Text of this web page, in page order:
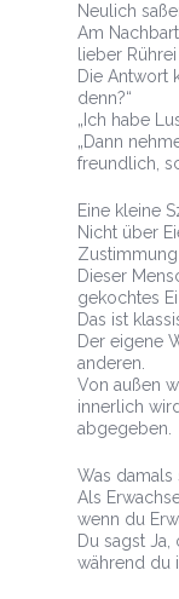
Neulich
Am
lieber
Die Antwort
denn?“
„Ich habe
„Dann
freundlich,
Eine kleine
Nicht über
Dieser
gekochtes
Das ist
Der eigene
anderen.
Von außen
innerlich
abgegeben.
Was damals
Als
wenn du
Du sagst
während du